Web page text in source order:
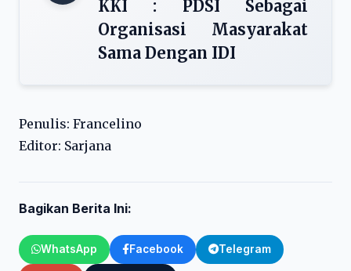
KKI : PDSI Sebagai
Organisasi Masyarakat
Sama Dengan IDI
Penulis: Francelino
Editor: Sarjana
Bagikan Berita Ini:
WhatsApp Facebook Telegram